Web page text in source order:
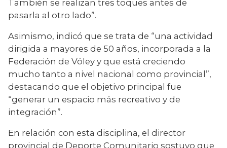
También se realizan tres toques antes de
pasarla al otro lado”.
Asimismo, indicó que se trata de “una actividad
dirigida a mayores de 50 años, incorporada a la
Federación de Vóley y que está creciendo
mucho tanto a nivel nacional como provincial”,
destacando que el objetivo principal fue
“generar un espacio más recreativo y de
integración”.
En relación con esta disciplina, el director
provincial de Deporte Comunitario sostuvo que